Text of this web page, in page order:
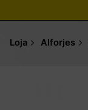
Loja Alforjes